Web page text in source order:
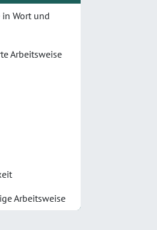
in Wort und
Arbeitsweise
Arbeitsweise